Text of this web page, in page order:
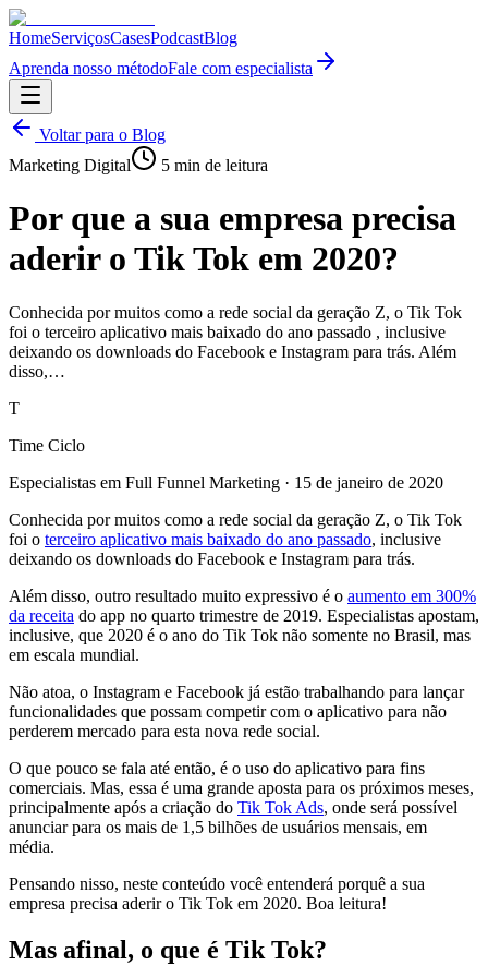
HomeServiçosCasesPodcastBlog
Aprenda nosso métodoFale com especialista
Voltar para o Blog
Marketing Digital
5 min de leitura
Por que a sua empresa precisa
aderir o Tik Tok em 2020?
Conhecida por muitos como a rede social da geração Z, o Tik Tok
foi o terceiro aplicativo mais baixado do ano passado , inclusive
deixando os downloads do Facebook e Instagram para trás. Além
disso,…
T
Time Ciclo
Especialistas em Full Funnel Marketing · 15 de janeiro de 2020
Conhecida por muitos como a rede social da geração Z, o Tik Tok
foi o terceiro aplicativo mais baixado do ano passado, inclusive
deixando os downloads do Facebook e Instagram para trás.
Além disso, outro resultado muito expressivo é o aumento em 300%
da receita do app no quarto trimestre de 2019. Especialistas apostam,
inclusive, que 2020 é o ano do Tik Tok não somente no Brasil, mas
em escala mundial.
Não atoa, o Instagram e Facebook já estão trabalhando para lançar
funcionalidades que possam competir com o aplicativo para não
perderem mercado para esta nova rede social.
O que pouco se fala até então, é o uso do aplicativo para fins
comerciais. Mas, essa é uma grande aposta para os próximos meses,
principalmente após a criação do Tik Tok Ads, onde será possível
anunciar para os mais de 1,5 bilhões de usuários mensais, em
média.
Pensando nisso, neste conteúdo você entenderá porquê a sua
empresa precisa aderir o Tik Tok em 2020. Boa leitura!
Mas afinal, o que é Tik Tok?